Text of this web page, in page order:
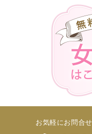
お気軽にお問合